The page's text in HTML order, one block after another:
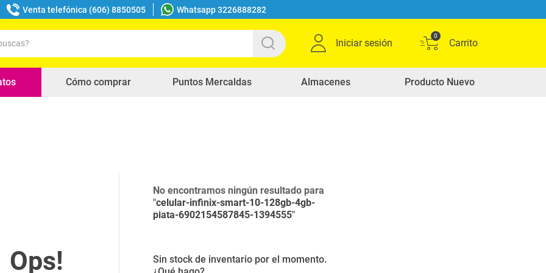
Venta telefónica (606) 8850505 Whatsapp 3226888282
Iniciar sesión
0
Cómo comprar Puntos Mercaldas Almacenes Producto Nuevo
No encontramos ningún resultado para
"celular-infinix-smart-10-128gb-4gb-
plata-6902154587845-1394555"
Sin stock de inventario por el momento.
buscados